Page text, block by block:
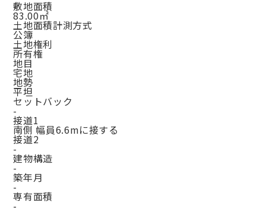
敷地面積
83.00㎡
土地面積計測方式
公簿
土地権利
所有権
地目
宅地
地勢
平坦
セットバック
-
接道1
南側 幅員6.6mに接する
接道2
-
建物構造
-
築年月
-
専有面積